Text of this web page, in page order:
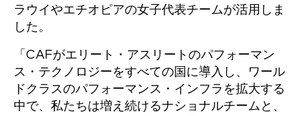
ラウイやエチオピアの女子代表チームが活用しま
した。
「CAFがエリート・アスリートのパフォーマン
ス・テクノロジーをすべての国に導入し、ワール
ドクラスのパフォーマンス・インフラを拡大する
中で、私たちは増え続けるナショナルチームと、